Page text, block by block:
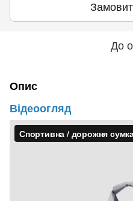
До
Опис
Відеоогляд